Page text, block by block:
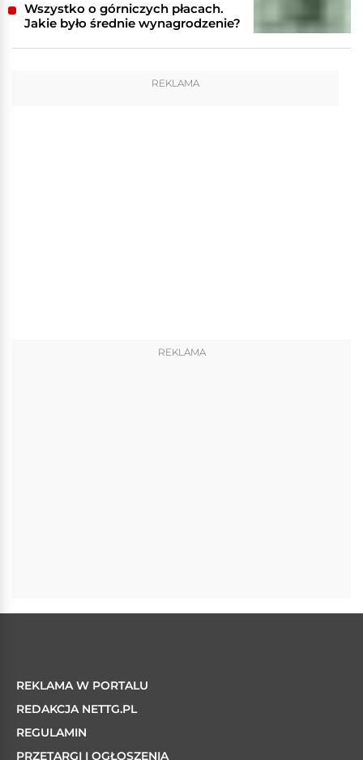
Wszystko o górniczych płacach.
Jakie było średnie wynagrodzenie?
REKLAMA
REKLAMA
REKLAMA W PORTALU
REDAKCJA NETTG.PL
REGULAMIN
PRZETARGI I OGŁOSZENIA